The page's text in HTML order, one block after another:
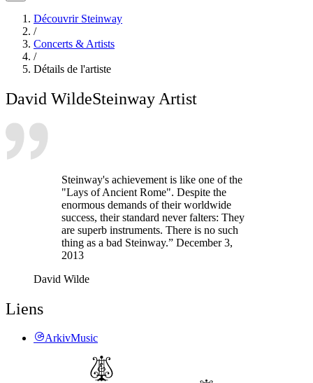
Découvrir Steinway
/
Concerts & Artists
/
Détails de l'artiste
David WildeSteinway Artist
Steinway's achievement is like one of the
"Lays of Ancient Rome". Despite the
enormous demands of their worldwide
success, their standard never falters: They
are superb instruments. There is no such
thing as a bad Steinway.” December 3,
2013
David Wilde
Liens
ArkivMusic